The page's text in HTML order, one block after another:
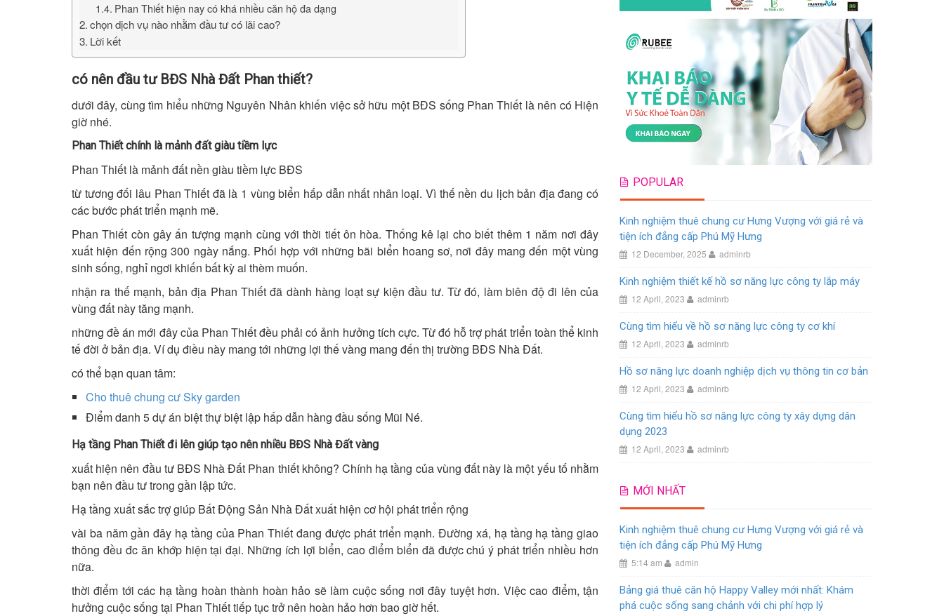
Phan Thiết hiện nay có khá nhiều căn hộ đa dạng
chọn dịch vụ nào nhằm đầu tư có lãi cao?
Lời kết
có nên đầu tư BĐS Nhà Đất Phan thiết?
dưới đây, cùng tìm hiểu những Nguyên Nhân khiến việc sở hữu một BĐS sống Phan Thiết là nên có Hiện
giờ nhé.
Phan Thiết chính là mảnh đất giàu tiềm lực
Phan Thiết là mảnh đất nền giàu tiềm lực BĐS
từ tương đối lâu Phan Thiết đã là 1 vùng biển hấp dẫn nhất nhân loại. Vì thế nền du lịch bản địa đang có
các bước phát triển mạnh mẽ.
Phan Thiết còn gây ấn tượng mạnh cùng với thời tiết ôn hòa. Thống kê lại cho biết thêm 1 năm nơi đây
xuất hiện đến rộng 300 ngày nắng. Phối hợp với những bãi biển hoang sơ, nơi đây mang đến một vùng
sinh sống, nghỉ ngơi khiến bất kỳ ai thèm muốn.
nhận ra thế mạnh, bản địa Phan Thiết đã dành hàng loạt sự kiện đầu tư. Từ đó, làm biên độ đi lên của
vùng đất này tăng mạnh.
những đề án mới đây của Phan Thiết đều phải có ảnh hưởng tích cực. Từ đó hỗ trợ phát triển toàn thể kinh
tế đời ở bản địa. Ví dụ điều này mang tới những lợi thế vàng mang đến thị trường BĐS Nhà Đất.
có thể bạn quan tâm:
Cho thuê chung cư Sky garden
Điểm danh 5 dự án biệt thự biệt lập hấp dẫn hàng đầu sống Mũi Né.
Hạ tầng Phan Thiết đi lên giúp tạo nên nhiều BĐS Nhà Đất vàng
xuất hiện nên đầu tư BĐS Nhà Đất Phan thiết không? Chính hạ tầng của vùng đất này là một yếu tố nhằm
bạn nên đầu tư trong gần lập tức.
Hạ tầng xuất sắc trợ giúp Bất Động Sản Nhà Đất xuất hiện cơ hội phát triển rộng
vài ba năm gần đây hạ tầng của Phan Thiết đang được phát triển mạnh. Đường xá, hạ tầng hạ tầng giao
thông đều đc ăn khớp hiện tại đại. Những ích lợi biển, cao điểm biển đã được chú ý phát triển nhiều hơn
nữa.
thời điểm tới các hạ tầng hoàn thành hoàn hảo sẽ làm cuộc sống nơi đây tuyệt hơn. Việc cao điểm, tận
hưởng cuộc sống tại Phan Thiết tiếp tục trở nên hoàn hảo hơn bao giờ hết.
POPULAR
Kinh nghiệm thuê chung cư Hưng Vượng với giá rẻ và
tiện ích đẳng cấp Phú Mỹ Hưng
12 December, 2025 adminrb
Kinh nghiệm thiết kế hồ sơ năng lực công ty lắp máy
12 April, 2023 adminrb
Cùng tìm hiểu về hồ sơ năng lực công ty cơ khí
12 April, 2023 adminrb
Hồ sơ năng lực doanh nghiệp dịch vụ thông tin cơ bản
12 April, 2023 adminrb
Cùng tìm hiểu hồ sơ năng lực công ty xây dựng dân
dụng 2023
12 April, 2023 adminrb
MỚI NHẤT
Kinh nghiệm thuê chung cư Hưng Vượng với giá rẻ và
tiện ích đẳng cấp Phú Mỹ Hưng
5:14 am admin
Bảng giá thuê căn hộ Happy Valley mới nhất: Khám
phá cuộc sống sang chảnh với chi phí hợp lý